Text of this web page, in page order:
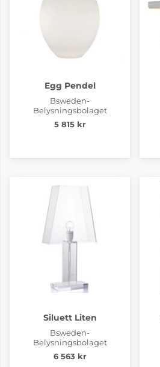
Egg Pendel
Bsweden-
Belysningsbolaget
5 815 kr
Siluett Liten
Bsweden-
Belysningsbolaget
6 563 kr